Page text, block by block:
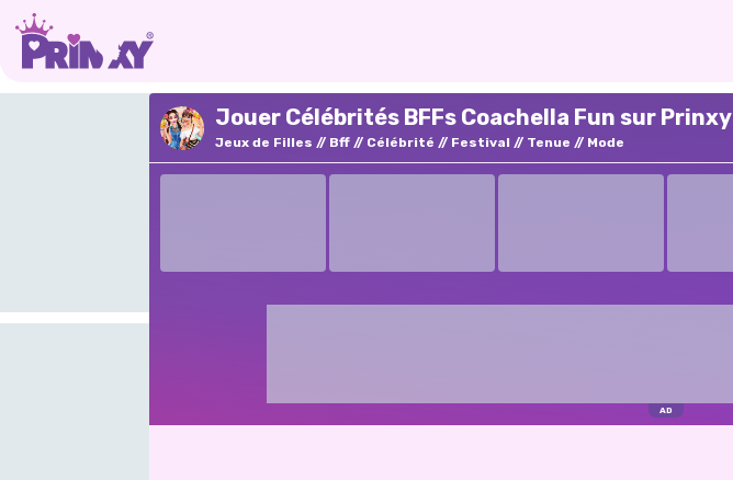
Jouer Célébrités BFFs Coachella Fun sur Prinxy
Jeux de Filles Bff Célébrité Festival Tenue Mode